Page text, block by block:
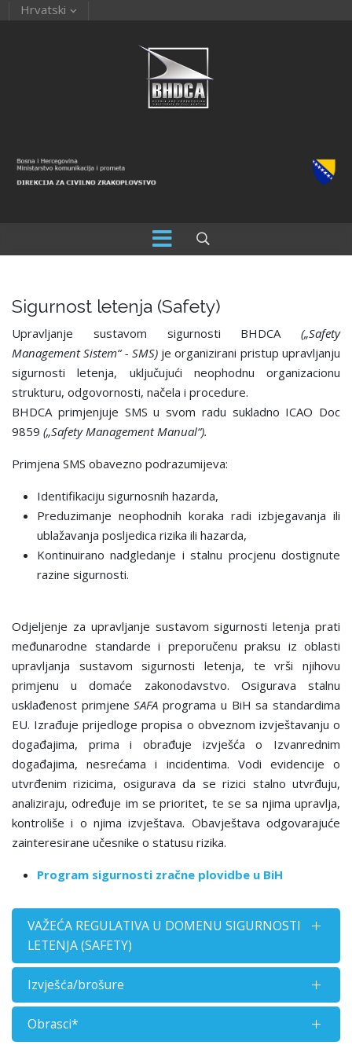
Hrvatski
Sigurnost letenja (Safety)
Upravljanje sustavom sigurnosti BHDCA („Safety
Management Sistem“ - SMS)је organizirani pristup upravljanju
sigurnosti letenja, uključujući neophodnu organizacionu
strukturu, odgovornosti, načela i procedure.
BHDCA primjenjuje SMS u svom radu sukladno ICAO Doc
9859 („Safety Management Manual“).
Primjena SMS obavezno podrazumijeva:
Identifikaciju sigurnosnih hazarda,
Preduzimanje neophodnih koraka radi izbjegavanja ili
ublažavanja posljedica rizika ili hazarda,
Kontinuirano nadgledanje i stalnu procjenu dostignute
razine sigurnosti.
Odjeljenje za upravljanje sustavom sigurnosti letenja prati
međunarodne standarde i preporučenu praksu iz oblasti
upravljanja sustavom sigurnosti letenja, te vrši njihovu
primjenu u domaće zakonodavstvo. Osigurava stalnu
usklađenost primjeneSAFA programa u BiH sa standardima
EU. Izrađuje prijedloge propisa o obveznom izvještavanju о
događajima, prima i obrađuje izvješća o Izvanrednim
događajima, nesrećama i incidentima. Vodi evidencije о
utvrđenim rizicima, osigurava da se rizici stalno utvrđuju,
analiziraju, određuje im se prioritet, te se sa njima upravlja,
kontroliše i o njima izvještava. Obavještava odgovarajuće
zainteresirane učesnike o statusu rizika.
Program sigurnosti zračne plovidbe u BiH
VAŽEĆA REGULATIVA U DOMENU SIGURNOSTI
LETENJA (SAFETY)
Izvješća/brošure
Obrasci*